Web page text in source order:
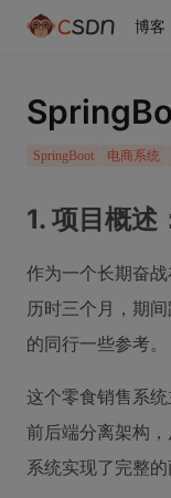
博客
SpringBoot 电商系统
1. 项目概
作为一个长期奋
历时三个月，期
的同行一些参考。
这个零食销售系
前后端分离架构
系统实现了完整